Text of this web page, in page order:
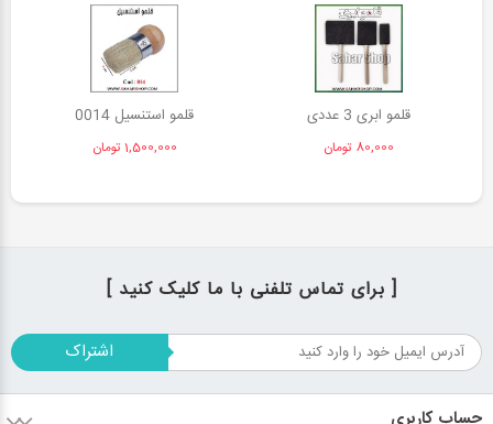
قلمو ابری 3 عددی
80,000 تومان
قلمو استنسیل 0014
1,500,000 تومان
[ برای تماس تلفنی با ما کلیک کنید ]
اشتراک